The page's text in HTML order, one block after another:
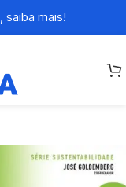
saiba mais!